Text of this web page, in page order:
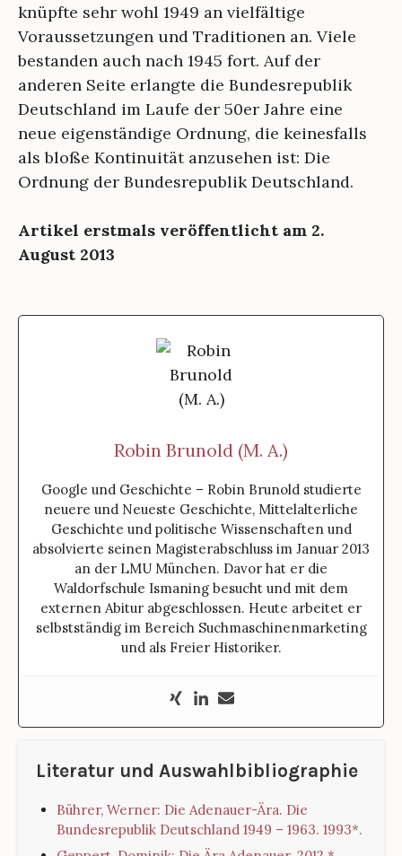
knüpfte sehr wohl 1949 an vielfältige
Voraussetzungen und Traditionen an. Viele
bestanden auch nach 1945 fort. Auf der
anderen Seite erlangte die Bundesrepublik
Deutschland im Laufe der 50er Jahre eine
neue eigenständige Ordnung, die keinesfalls
als bloße Kontinuität anzusehen ist: Die
Ordnung der Bundesrepublik Deutschland.
Artikel erstmals veröffentlicht am 2.
August 2013
Robin Brunold (M. A.)
Google und Geschichte – Robin Brunold studierte
neuere und Neueste Geschichte, Mittelalterliche
Geschichte und politische Wissenschaften und
absolvierte seinen Magisterabschluss im Januar 2013
an der LMU München. Davor hat er die
Waldorfschule Ismaning besucht und mit dem
externen Abitur abgeschlossen. Heute arbeitet er
selbstständig im Bereich Suchmaschinenmarketing
und als Freier Historiker.
Literatur und Auswahlbibliographie
Bührer, Werner: Die Adenauer-Ära. Die
Bundesrepublik Deutschland 1949 – 1963. 1993*.